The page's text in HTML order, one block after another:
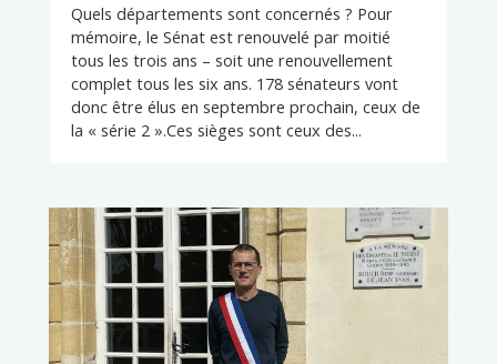
Quels départements sont concernés ? Pour
mémoire, le Sénat est renouvelé par moitié
tous les trois ans – soit une renouvellement
complet tous les six ans. 178 sénateurs vont
donc être élus en septembre prochain, ceux de
la « série 2 ».Ces sièges sont ceux des...